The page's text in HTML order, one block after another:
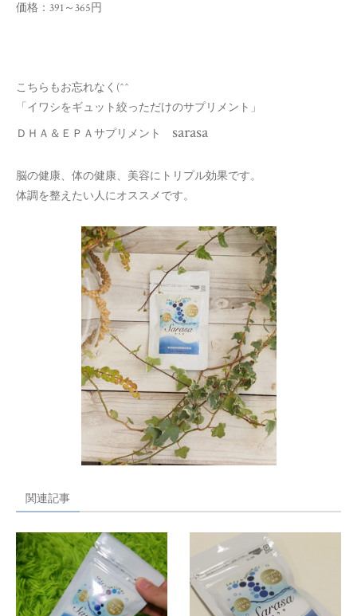
価格：391～365円
こちらもお忘れなく(^^ゞ
「イワシをギュット絞っただけのサプリメント」
ＤＨＡ＆ＥＰＡサプリメント sarasa
脳の健康、体の健康、美容にトリプル効果です。
体調を整えたい人にオススメです。
関連記事